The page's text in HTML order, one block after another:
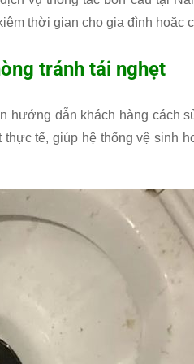
thời gian cho gia đình hoặc
tránh tái nghẹt
hướng dẫn khách hàng cách
tế, giúp hệ thống vệ sinh